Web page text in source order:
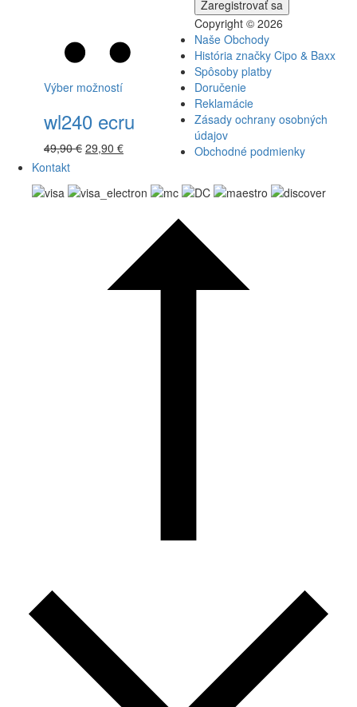
Výber možností
wl240 ecru
49,90€ 29,90 €
Copyright © 2026
Naše Obchody
História značky Cipo & Baxx
Spôsoby platby
Doručenie
Reklamácie
Zásady ochrany osobných
údajov
Obchodné podmienky
Kontakt